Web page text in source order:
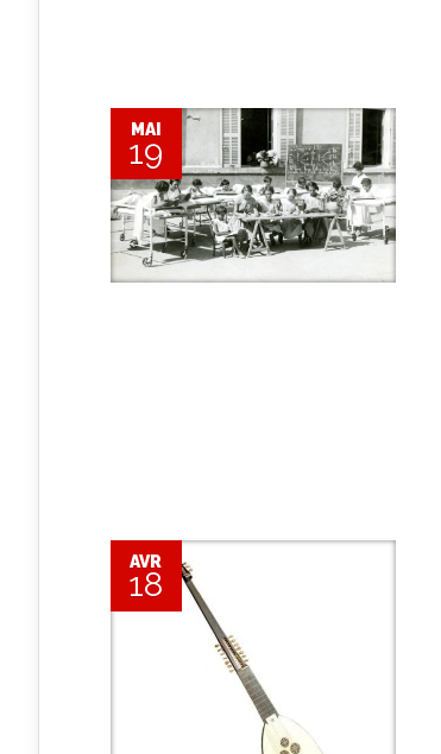
MAI
19
AVR
18